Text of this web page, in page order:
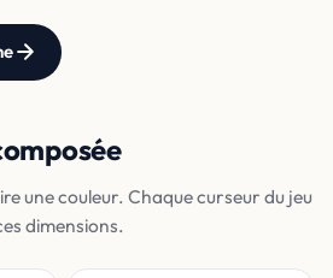
une couleur. Chaque curseur du jeu
dimensions.